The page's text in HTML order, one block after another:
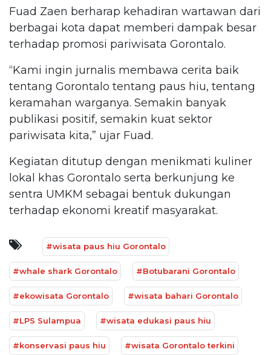
Fuad Zaen berharap kehadiran wartawan dari
berbagai kota dapat memberi dampak besar
terhadap promosi pariwisata Gorontalo.
“Kami ingin jurnalis membawa cerita baik
tentang Gorontalo tentang paus hiu, tentang
keramahan warganya. Semakin banyak
publikasi positif, semakin kuat sektor
pariwisata kita,” ujar Fuad.
Kegiatan ditutup dengan menikmati kuliner
lokal khas Gorontalo serta berkunjung ke
sentra UMKM sebagai bentuk dukungan
terhadap ekonomi kreatif masyarakat.
#wisata paus hiu Gorontalo
#whale shark Gorontalo #Botubarani Gorontalo
#ekowisata Gorontalo #wisata bahari Gorontalo
#LPS Sulampua #wisata edukasi paus hiu
#konservasi paus hiu #wisata Gorontalo terkini